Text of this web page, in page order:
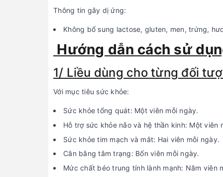
Thông tin gây dị ứng:
Không bổ sung lactose, gluten, men, trứng,
Hướng dẫn cách sử
1/ Liều dùng cho từng đối
Với mục tiêu sức khỏe:
Sức khỏe tổng quát: Một viên mỗi ngày.
Hỗ trợ sức khỏe não và hệ thần kinh: Một viên
Sức khỏe tim mạch và mắt: Hai viên mỗi ngày.
Cân bằng tâm trạng: Bốn viên mỗi ngày.
Mức chất béo trung tính lành mạnh: Năm viên